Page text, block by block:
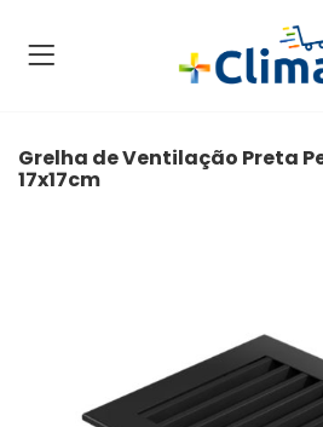
Grelha de Ventilação Preta
17x17cm